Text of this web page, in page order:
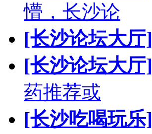
懵，长沙论
[长沙论坛大厅]
[长沙论坛大厅]
药推荐或
[长沙吃喝玩乐]